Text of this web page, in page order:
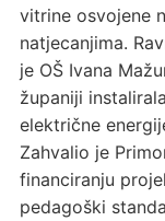
vitrine osvojene
natjecanjima.
je OŠ Ivana
županiji
električne
Zahvalio je
financiranju
pedagoški